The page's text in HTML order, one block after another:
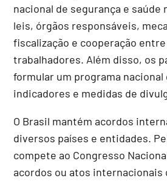
nacional de segurança e saúde
leis, órgãos responsáveis,
fiscalização e cooperação
trabalhadores. Além disso, os
formular um programa nacional
indicadores e medidas de
O Brasil mantém acordos
diversos países e entidades.
compete ao Congresso
acordos ou atos internacionais